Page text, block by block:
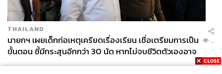
THAILAND
นายกฯ เผยเด็กก่อเหตุเครียดเรื่องเรียน เชื่อเตรียมการเป็น
ขั้นตอน ชี้มีกระสุนอีกกว่า 30 นัด หากไม่จบชีวิตตัวเองอาจ
สูญเสียเพิ่ม
...